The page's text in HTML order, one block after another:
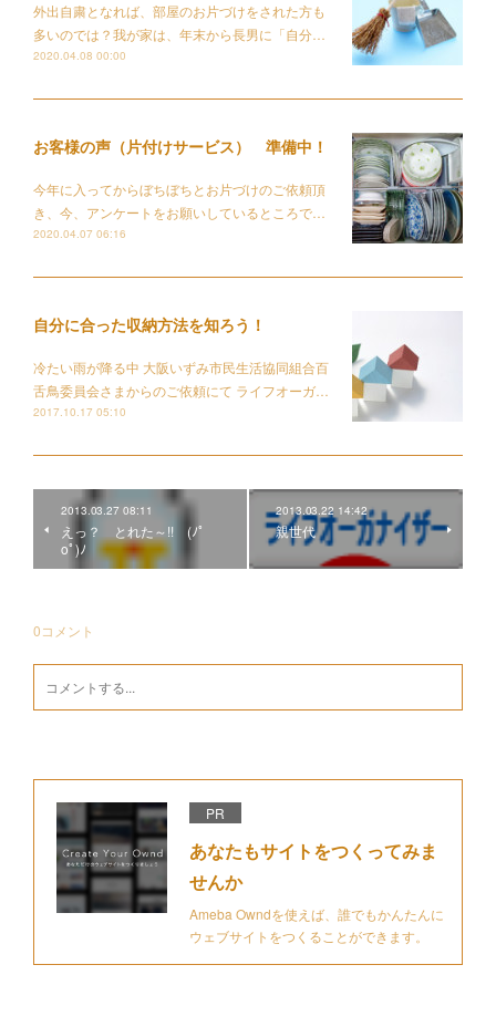
外出自粛となれば、部屋のお片づけをされた方も
多いのでは？我が家は、年末から長男に「自分…
2020.04.08 00:00
お客様の声（片付けサービス） 準備中！
今年に入ってからぼちぼちとお片づけのご依頼頂
き、今、アンケートをお願いしているところで…
2020.04.07 06:16
自分に合った収納方法を知ろう！
冷たい雨が降る中 大阪いずみ市民生活協同組合百
舌鳥委員会さまからのご依頼にて ライフオーガ…
2017.10.17 05:10
2013.03.27 08:11
えっ？ とれた～!! (ﾉﾟ
οﾟ)ﾉ
2013.03.22 14:42
親世代
0コメント
PR
あなたもサイトをつくってみま
せんか
Ameba Owndを使えば、誰でもかんたんに
ウェブサイトをつくることができます。